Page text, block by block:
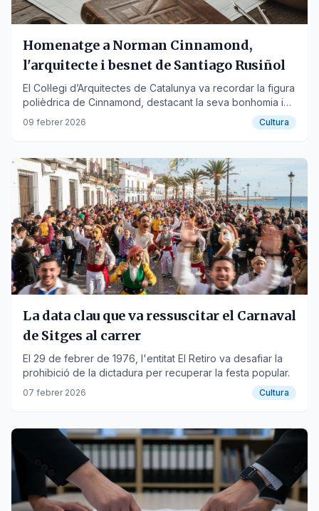
Homenatge a Norman Cinnamond,
l'arquitecte i besnet de Santiago Rusiñol
El Col·legi d’Arquitectes de Catalunya va recordar la figura
polièdrica de Cinnamond, destacant la seva bonhomia i
professionalitat.
09 febrer 2026 Cultura
La data clau que va ressuscitar el Carnaval
de Sitges al carrer
El 29 de febrer de 1976, l'entitat El Retiro va desafiar la
prohibició de la dictadura per recuperar la festa popular.
07 febrer 2026 Cultura